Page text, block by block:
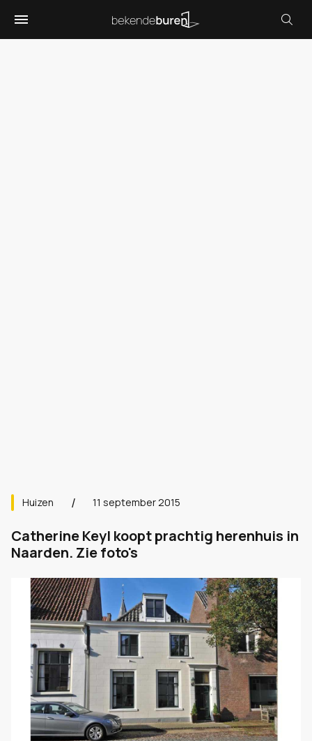
Huizen 11 september 2015
Catherine Keyl koopt prachtig herenhuis in
Naarden. Zie foto's